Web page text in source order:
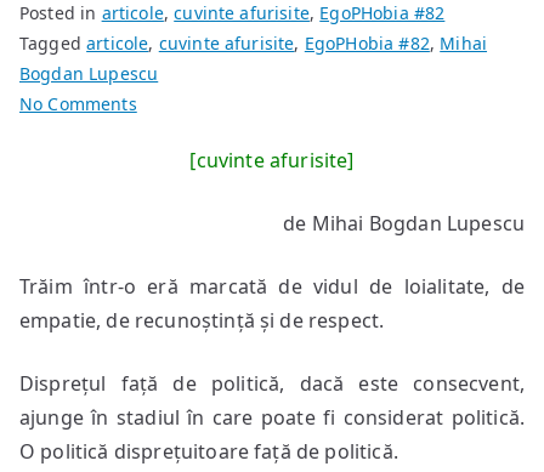
Posted in articole,cuvinte afurisite, EgoPHobia #82
Taggedarticole, cuvinte afurisite, EgoPHobia #82, Mihai
Bogdan Lupescu
No Commentson
[cuvinte afurisite]
de Mihai Bogdan Lupescu
Trăim într-o eră marcată de vidul de loialitate, de
empatie, de recunoștință și de respect.
Disprețul față de politică, dacă este consecvent,
ajunge în stadiul în care poate fi considerat politică.
O politică disprețuitoare față de politică.